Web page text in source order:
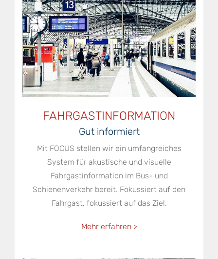
FAHRGASTINFORMATION
Gut informiert
Mit FOCUS stellen wir ein umfangreiches
System für akustische und visuelle
Fahrgastinformation im Bus- und
Schienenverkehr bereit. Fokussiert auf den
Fahrgast, fokussiert auf das Ziel.
Mehr erfahren >